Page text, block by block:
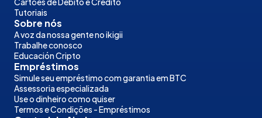
Tutoriais
Sobre nós
A voz da nossa gente no ikigii
Trabalhe conosco
Educación Cripto
Empréstimos
Simule seu empréstimo com garantia em BTC
Assessoria especializada
Use o dinheiro como quiser
Termos e Condições - Empréstimos